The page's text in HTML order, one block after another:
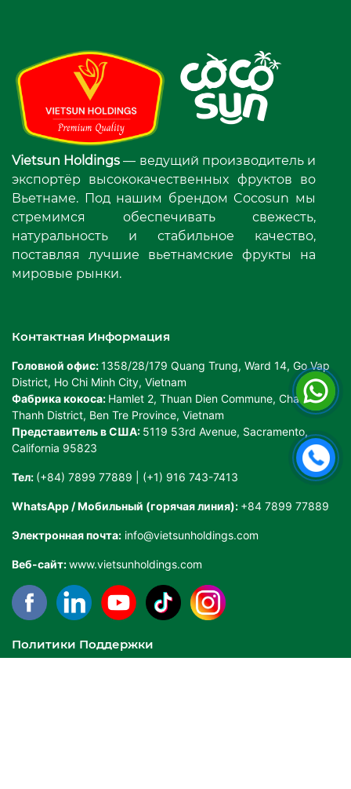
Vietsun Holdings — ведущий производитель и
экспортёр высококачественных фруктов во
Вьетнаме. Под нашим брендом Cocosun мы
стремимся обеспечивать свежесть,
натуральность и стабильное качество,
поставляя лучшие вьетнамские фрукты на
мировые рынки.
Контактная Информация
Головной офис:1358/28/179 Quang Trung, Ward 14, Go Vap
District, Ho Chi Minh City, Vietnam
Фабрика кокоса: Hamlet 2, Thuan Dien Commune, Chau
Thanh District, Ben Tre Province, Vietnam
Представитель в США: 5119 53rd Avenue, Sacramento,
California 95823
Тел: (+84) 7899 77889 | (+1) 916 743-7413
WhatsApp / Мобильный (горячая линия): +84 7899 77889
Электронная почта: info@vietsunholdings.com
Веб-сайт:www.vietsunholdings.com
Политики Поддержки